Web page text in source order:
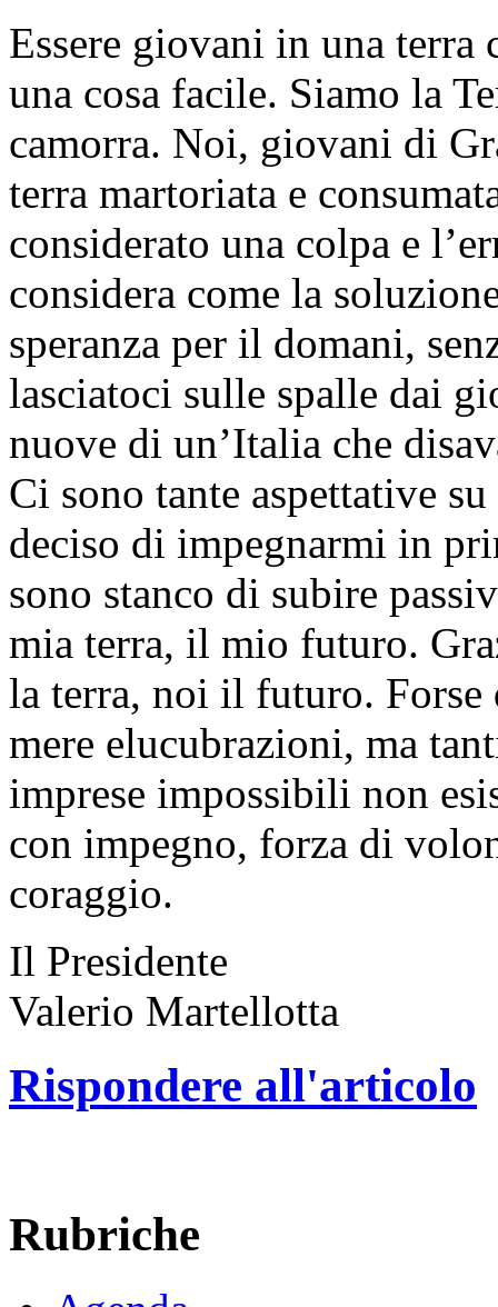
Essere giovani in una terra
una cosa facile. Siamo la
camorra. Noi, giovani di
terra martoriata e
considerato una colpa e
considera come la
speranza per il domani,
lasciatoci sulle spalle dai
nuove di un’Italia che
Ci sono tante aspettative
deciso di impegnarmi in
sono stanco di subire
mia terra, il mio futuro.
la terra, noi il futuro. Forse
mere elucubrazioni, ma
imprese impossibili non
con impegno, forza di
coraggio.
Il Presidente
Valerio Martellotta
Rispondere all'articolo
Rubriche